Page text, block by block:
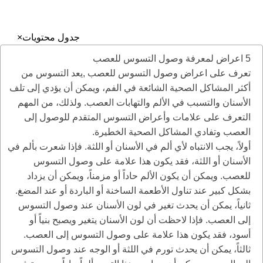
جدول محتويات×
5 اعراض لمعرفة وصول التسوس للعصب
تعرف على اعراض وصول التسوس للعصب ,يعد التسوس من
أكثر المشاكل الصحية الشائعة في الفم، ويمكن أن يؤدي إلى تلف
الأسنان والتسبب في الألم والتهابات العصب. ولذلك، من المهم
التعرف على علامات وأعراض التسوس المتقدم للوصول إلى
العصب وتفادي المشاكل الصحية الخطيرة.
أولاً، يجب الانتباه لأي ألم في الأسنان أو اللثة. فإذا شعرت بألم في
الأسنان أو اللثة، فقد يكون هذا علامة على وصول التسوس
للعصب. ويمكن أن يكون الألم حاداً أو مزمناً، ويمكن أن يزداد
بشكل كبير عند تناول الأطعمة الساخنة أو الباردة أو عند المضغ.
ثانياً، يمكن أن يحدث تغير في لون الأسنان عند وصول التسوس
إلى العصب. فإذا لاحظت أن لون الأسنان يتغير ويصبح بنياً أو
أسود، فقد يكون هذا علامة على وصول التسوس إلى العصب.
ثالثاً، يمكن أن يحدث تورم في اللثة أو الوجه عند وصول التسوس